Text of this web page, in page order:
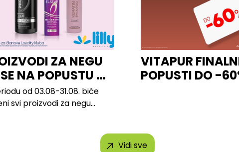
ZA NEGU
NA POPUSTU U
od 03.08-31.08. biće
svi proizvodi za negu
VITAPUR
POPUSTI DO -
Vidi sve